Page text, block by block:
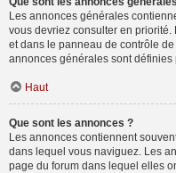
Les annonces générales
vous devriez consulter en
et dans le panneau de contrôle
annonces générales sont
Haut
Que sont les annonces ?
Les annonces contiennent
dans lequel vous naviguez. Les
page du forum dans lequel elles